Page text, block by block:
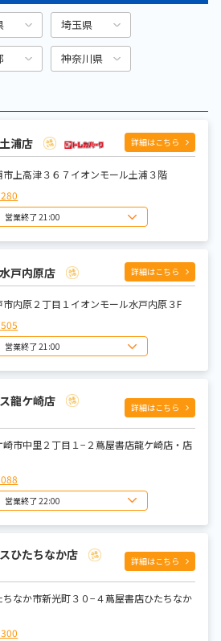
日 9:00～22:00
8:00～22:00
埼玉県
神奈川県
浦店 詳細はこちら
市上高津３６７イオンモール土浦３階
営業終了 21:00
日 10:00~21:00
日 10:00~21:00
日 10:00~21:00
日 10:00~21:00
戸内原店 詳細はこちら
市内原２丁目１イオンモール水戸内原３F
営業終了 21:00
日 10:00~21:00
日 10:00~21:00
日 10:00~21:00
日 10:00~21:00
龍ケ崎店 詳細はこちら
崎市中里２丁目１−２蔦屋書店龍ケ崎店・店
営業終了 22:00
日 8:00～22:00
日
日 9:00～22:00
日 9:00～22:00
日 8:00～22:00
ひたちなか店 詳細はこちら
ちなか市新光町３０−４蔦屋書店ひたちなか